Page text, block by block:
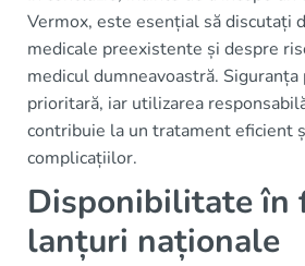
Vermox, este esențial să discutați
medicale preexistente și despre
medicul dumneavoastră.
prioritară, iar utilizarea
contribuie la un tratament eficient
complicațiilor.
Disponibilitate în
lanțuri naționale